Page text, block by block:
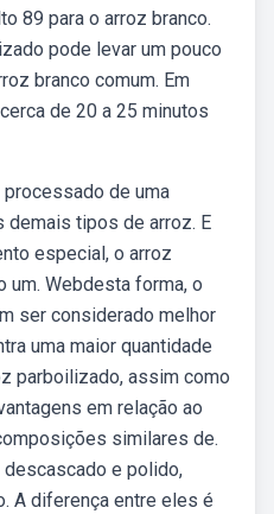
89 para o arroz branco.
pode levar um pouco
branco comum. Em
de 20 a 25 minutos
de uma
demais tipos de arroz. E
especial, o arroz
um. Webdesta forma, o
ser considerado melhor
uma maior quantidade
parboilizado, assim como
em relação ao
similares de.
e polido,
A diferença entre eles é